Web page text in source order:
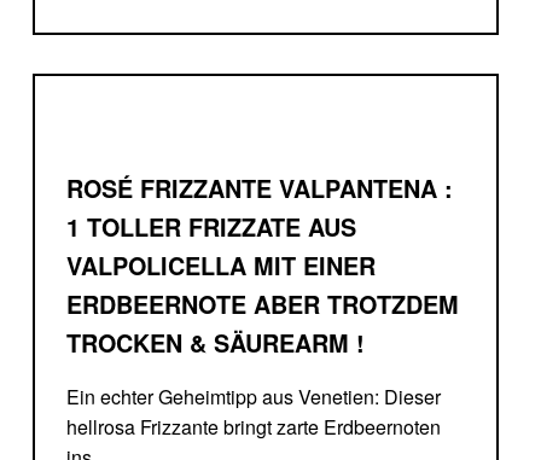
ROSÉ FRIZZANTE VALPANTENA :
1 TOLLER FRIZZATE AUS
VALPOLICELLA MIT EINER
ERDBEERNOTE ABER TROTZDEM
TROCKEN & SÄUREARM !
Ein echter Geheimtipp aus Venetien: Dieser
hellrosa Frizzante bringt zarte Erdbeernoten